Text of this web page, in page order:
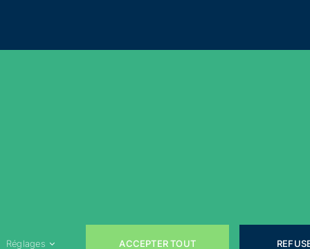
Réglages ACCEPTER TOUT